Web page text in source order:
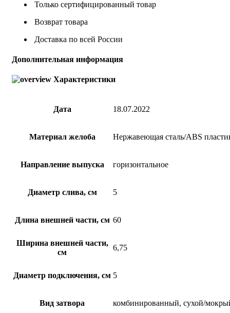
Только сертифицированный товар
Возврат товара
Доставка по всей России
Дополнительная информация
Характеристики
Дата 18.07.2022
Материал желоба Нержавеющая сталь/ABS
Направление выпуска горизонтальное
Диаметр слива, см 5
Длина внешней части, см 60
Ширина внешней части,
см
6,75
Диаметр подключения, см 5
Вид затвора комбинированный, сухой/